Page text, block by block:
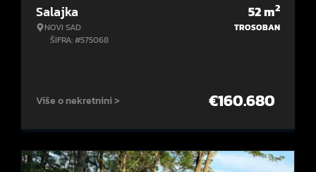
Salajka
NOVI SAD
ŠIFRA: #575068
52m2
TROSOBAN
Više o nekretnini > €160.680